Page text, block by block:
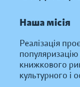
Наша місія
Реалізація
книжкового
культурного і